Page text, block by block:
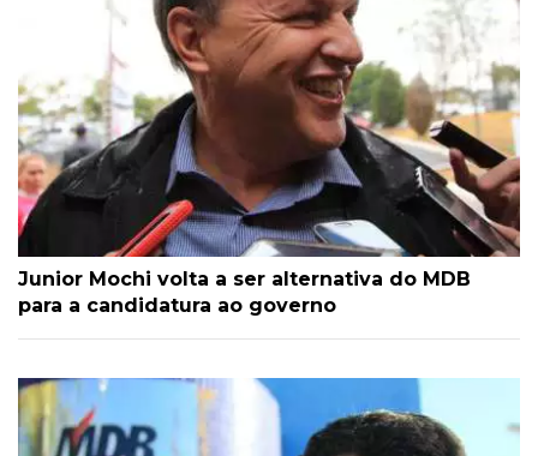
Junior Mochi volta a ser alternativa do MDB
para a candidatura ao governo